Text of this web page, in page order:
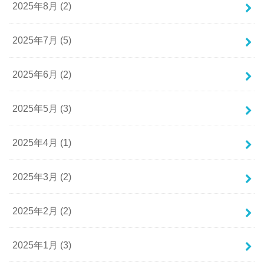
2025年8月 (2)
2025年7月 (5)
2025年6月 (2)
2025年5月 (3)
2025年4月 (1)
2025年3月 (2)
2025年2月 (2)
2025年1月 (3)